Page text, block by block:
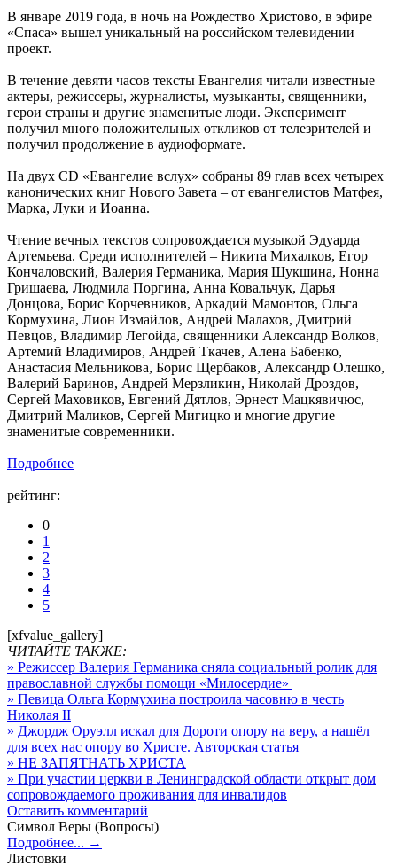
В январе 2019 года, в ночь на Рождество Христово, в эфире
«Спаса» вышел уникальный на российском телевидении
проект.
В течение девяти часов тексты Евангелия читали известные
актеры, режиссеры, журналисты, музыканты, священники,
герои страны и другие знаменитые люди. Эксперимент
получил много положительных откликов от телезрителей и
получил продолжение в аудиоформате.
На двух CD «Евангелие вслух» собраны 89 глав всех четырех
канонических книг Нового Завета – от евангелистов Матфея,
Марка, Луки и Иоанна.
Чтение вечных текстов сопровождается музыкой Эдуарда
Артемьева. Среди исполнителей – Никита Михалков, Егор
Кончаловский, Валерия Германика, Мария Шукшина, Нонна
Гришаева, Людмила Поргина, Анна Ковальчук, Дарья
Донцова, Борис Корчевников, Аркадий Мамонтов, Ольга
Кормухина, Лион Измайлов, Андрей Малахов, Дмитрий
Певцов, Владимир Легойда, священники Александр Волков,
Артемий Владимиров, Андрей Ткачев, Алена Бабенко,
Анастасия Мельникова, Борис Щербаков, Александр Олешко,
Валерий Баринов, Андрей Мерзликин, Николай Дроздов,
Сергей Маховиков, Евгений Дятлов, Эрнест Мацкявичюс,
Дмитрий Маликов, Сергей Мигицко и многие другие
знаменитые современники.
Подробнее
рейтинг:
0
1
2
3
4
5
[xfvalue_gallery]
ЧИТАЙТЕ ТАКЖЕ:
» Режиссер Валерия Германика сняла социальный ролик для
православной службы помощи «Милосердие»
» Певица Ольга Кормухина построила часовню в честь
Николая II
» Джордж Оруэлл искал для Дороти опору на веру, а нашёл
для всех нас опору во Христе. Авторская статья
» НЕ ЗАПЯТНАТЬ ХРИСТА
» При участии церкви в Ленинградской области открыт дом
сопровождаемого проживания для инвалидов
Оставить комментарий
Символ Веры (Вопросы)
Подробнее... →
Листовки